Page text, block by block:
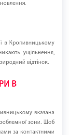
в Кропивницькому
ущільнення,
відтінок.
В
вказана
зони. Щоб
за контактними